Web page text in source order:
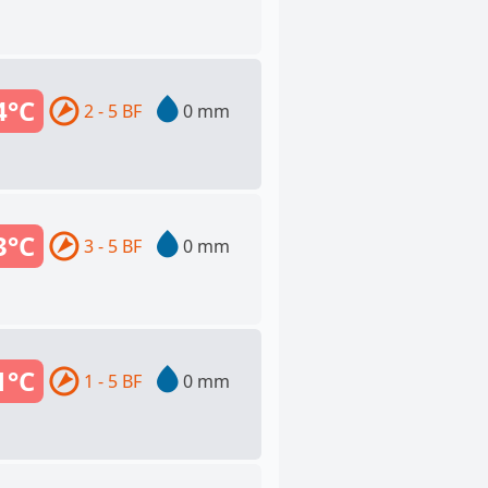
2 - 5 BF 0 mm
3 - 5 BF 0 mm
1 - 5 BF 0 mm